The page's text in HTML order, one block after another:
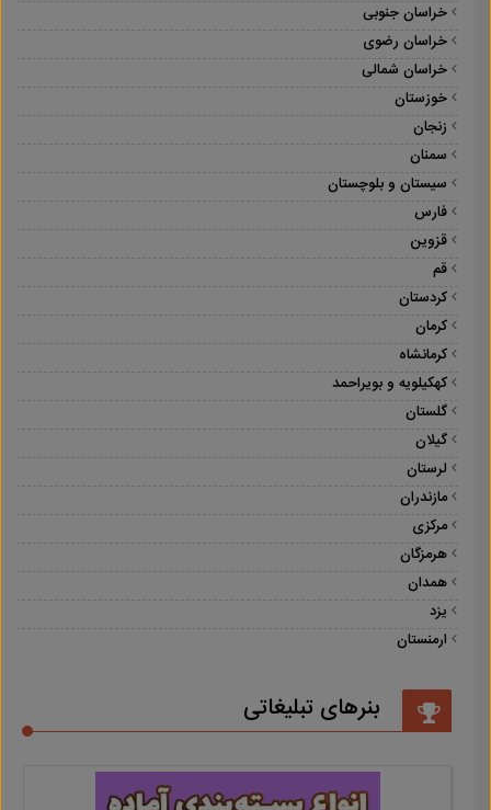
خراسان جنوبی
خراسان رضوی
خراسان شمالی
خوزستان
زنجان
سمنان
سیستان و بلوچستان
فارس
قزوین
قم
کردستان
کرمان
کرمانشاه
کهکیلویه و بویراحمد
گلستان
گیلان
لرستان
مازندران
مرکزی
هرمزگان
همدان
یزد
ارمنستان
بنرهای تبلیغاتی